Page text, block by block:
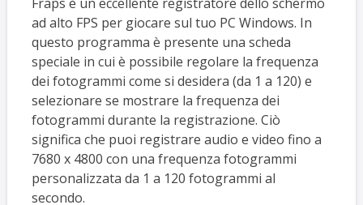
ad alto FPS per giocare sul tuo PC Windows. In
questo programma è presente una scheda
speciale in cui è possibile regolare la frequenza
dei fotogrammi come si desidera (da 1 a 120) e
selezionare se mostrare la frequenza dei
fotogrammi durante la registrazione. Ciò
significa che puoi registrare audio e video fino a
7680 x 4800 con una frequenza fotogrammi
personalizzata da 1 a 120 fotogrammi al
secondo.